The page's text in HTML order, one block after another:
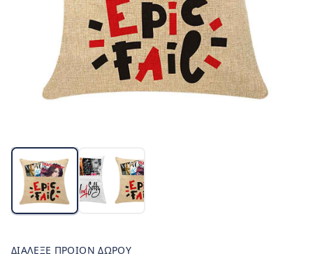
ΔΙΆΛΕΞΕ ΠΡΟΙΌΝ ΔΏΡΟΥ